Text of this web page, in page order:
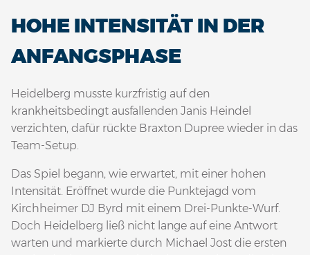
HOHE INTENSITÄT IN DER
ANFANGSPHASE
Heidelberg musste kurzfristig auf den
krankheitsbedingt ausfallenden Janis Heindel
verzichten, dafür rückte Braxton Dupree wieder in das
Team-Setup.
Das Spiel begann, wie erwartet, mit einer hohen
Intensität. Eröffnet wurde die Punktejagd vom
Kirchheimer DJ Byrd mit einem Drei-Punkte-Wurf.
Doch Heidelberg ließ nicht lange auf eine Antwort
warten und markierte durch Michael Jost die ersten